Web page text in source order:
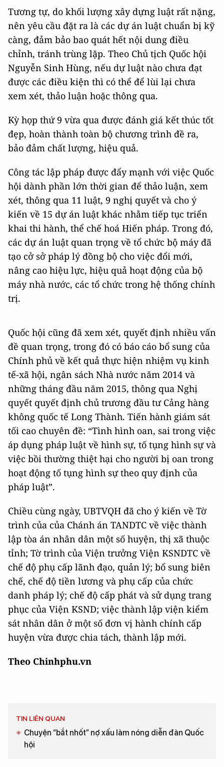
Tương tự, do khối lượng xây dựng luật rất nặng,
nên yêu cầu đặt ra là các dự án luật chuẩn bị kỹ
càng, đảm bảo bao quát hết nội dung điều
chỉnh, tránh trùng lặp. Theo Chủ tịch Quốc hội
Nguyễn Sinh Hùng, nếu dự luật nào chưa đạt
được các điều kiện thì có thể để lùi lại chưa
xem xét, thảo luận hoặc thông qua.
Kỳ họp thứ 9 vừa qua được đánh giá kết thúc tốt
đẹp, hoàn thành toàn bộ chương trình đề ra,
bảo đảm chất lượng, hiệu quả.
Công tác lập pháp được đẩy mạnh với việc Quốc
hội dành phần lớn thời gian để thảo luận, xem
xét, thông qua 11 luật, 9 nghị quyết và cho ý
kiến về 15 dự án luật khác nhằm tiếp tục triển
khai thi hành, thể chế hoá Hiến pháp. Trong đó,
các dự án luật quan trọng về tổ chức bộ máy đã
tạo cở sở pháp lý đồng bộ cho việc đổi mới,
nâng cao hiệu lực, hiệu quả hoạt động của bộ
máy nhà nước, các tổ chức trong hệ thống chính
trị.
Quốc hội cũng đã xem xét, quyết định nhiều vấn
đề quan trọng, trong đó có báo cáo bổ sung của
Chính phủ về kết quả thực hiện nhiệm vụ kinh
tế-xã hội, ngân sách Nhà nước năm 2014 và
những tháng đầu năm 2015, thông qua Nghị
quyết quyết định chủ trương đầu tư Cảng hàng
không quốc tế Long Thành. Tiến hành giám sát
tối cao chuyên đề: “Tình hình oan, sai trong việc
áp dụng pháp luật về hình sự, tố tụng hình sự và
việc bồi thường thiệt hại cho người bị oan trong
hoạt động tố tụng hình sự theo quy định của
pháp luật”.
Chiều cùng ngày, UBTVQH đã cho ý kiến về Tờ
trình của của Chánh án TANDTC về việc thành
lập tòa án nhân dân một số huyện, thị xã thuộc
tỉnh; Tờ trình của Viện trưởng Viện KSNDTC về
chế độ phụ cấp lãnh đạo, quản lý; bổ sung biên
chế, chế độ tiền lương và phụ cấp của chức
danh pháp lý; chế độ cấp phát và sử dụng trang
phục của Viện KSND; việc thành lập viện kiểm
sát nhân dân ở một số đơn vị hành chính cấp
huyện vừa được chia tách, thành lập mới.
Theo Chinhphu.vn
TIN LIÊN QUAN
Chuyện “bắt nhốt” nợ xấu làm nóng diễn đàn Quốc
hội